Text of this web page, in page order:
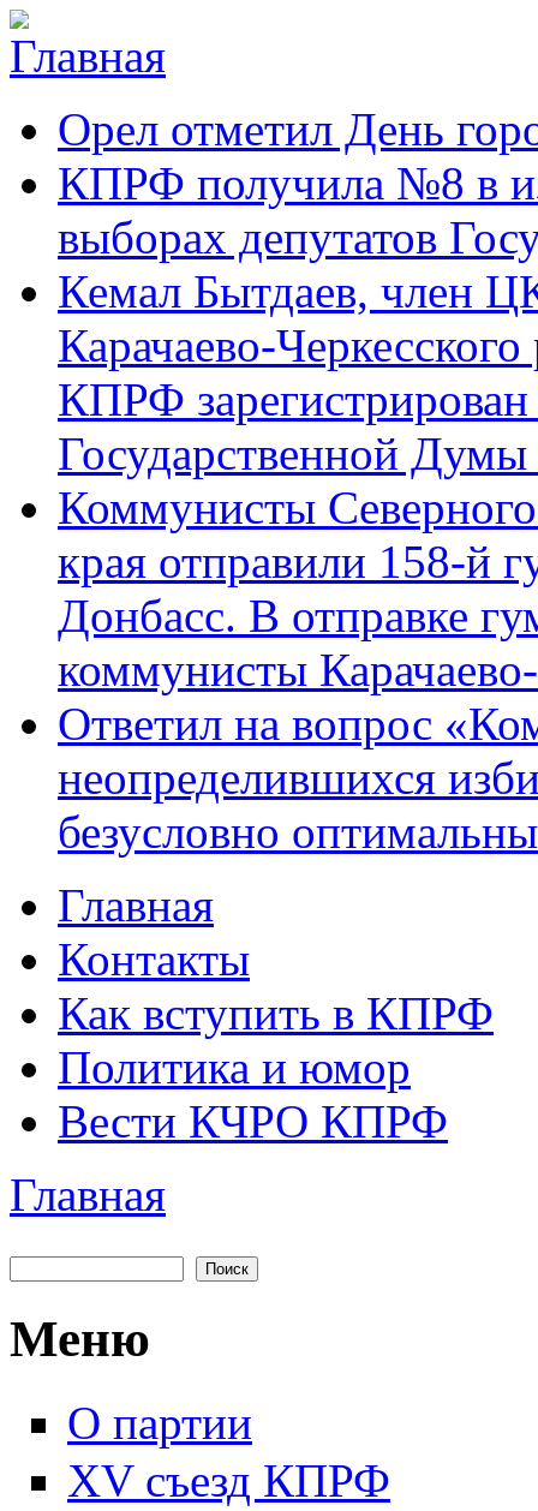
Перейти к основному содержанию
Черкесское
республиканское
отделение
Коммунистической
партии Российской
аргументы,
фактыОрел отметил День
КПРФ получила №8 в
выборах депутатов
Кемал Бытдаев, член
Карачаево-
КПРФ
Государственной
Коммунисты Северного
края отправили 158-й
Донбасс. В отправке
коммунисты
Ответил на вопрос
неопределившихся
безусловно
Главное меню
Главная
Контакты
Как вступить в КПРФ
Политика и юмор
Вести КЧРО КПРФ
Вы здесь
Главная
Форма поиска
Меню
О партии
XV съезд КПРФ